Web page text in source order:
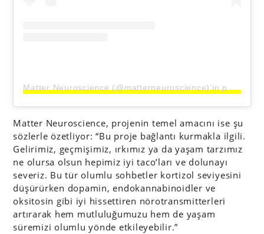
Matter Neuroscience, projenin temel amacını ise şu
sözlerle özetliyor: “Bu proje bağlantı kurmakla ilgili.
Gelirimiz, geçmişimiz, ırkımız ya da yaşam tarzımız
ne olursa olsun hepimiz iyi taco’ları ve dolunayı
severiz. Bu tür olumlu sohbetler kortizol seviyesini
düşürürken dopamin, endokannabinoidler ve
oksitosin gibi iyi hissettiren nörotransmitterleri
artırarak hem mutluluğumuzu hem de yaşam
süremizi olumlu yönde etkileyebilir.”